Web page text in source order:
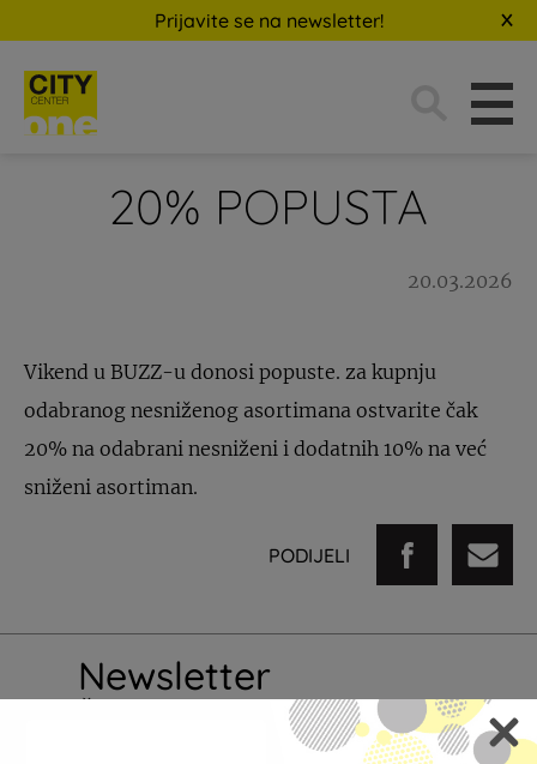
Prijavite se na newsletter!
20% POPUSTA
20.03.2026
Vikend u BUZZ-u donosi popuste. za kupnju
odabranog nesniženog asortimana ostvarite čak
20% na odabrani nesniženi i dodatnih 10% na već
sniženi asortiman.
PODIJELI
Newsletter
Želim primati newsletter City